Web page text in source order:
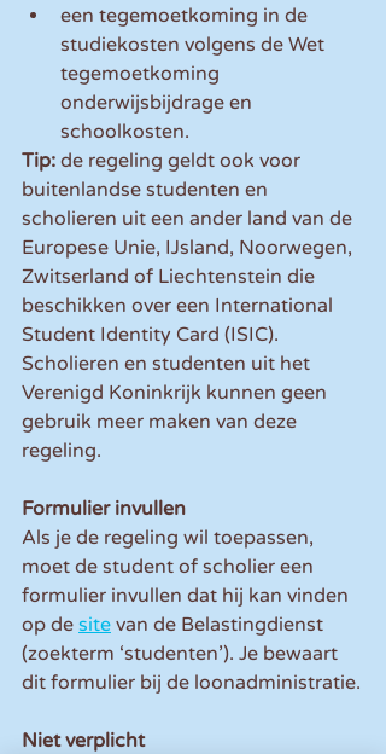
een tegemoetkoming in de
studiekosten volgens de Wet
tegemoetkoming
onderwijsbijdrage en
schoolkosten.
Tip: de regeling geldt ook voor
buitenlandse studenten en
scholieren uit een ander land van de
Europese Unie, IJsland, Noorwegen,
Zwitserland of Liechtenstein die
beschikken over een International
Student Identity Card (ISIC).
Scholieren en studenten uit het
Verenigd Koninkrijk kunnen geen
gebruik meer maken van deze
regeling.
Formulier invullen
Als je de regeling wil toepassen,
moet de student of scholier een
formulier invullen dat hij kan vinden
op de site van de Belastingdienst
(zoekterm ‘studenten’). Je bewaart
dit formulier bij de loonadministratie.
Niet verplicht